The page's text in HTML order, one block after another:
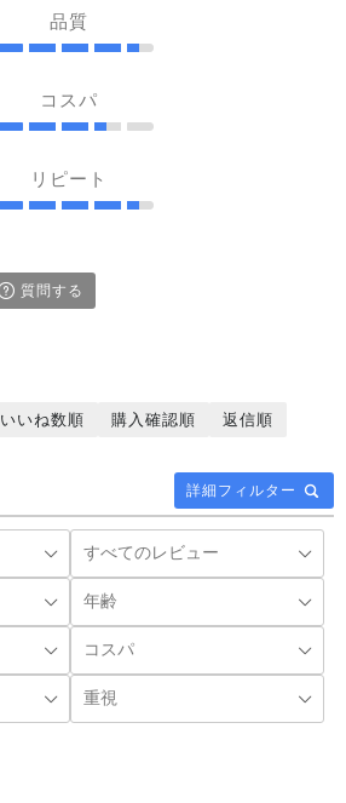
品質
コスパ
リピート
質問する
詳細フィルター
いいね数順 購入確認順
返信順